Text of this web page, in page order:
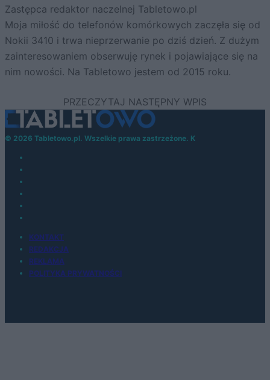
Zastępca redaktor naczelnej Tabletowo.pl
Moja miłość do telefonów komórkowych zaczęła się od
Nokii 3410 i trwa nieprzerwanie po dziś dzień. Z dużym
zainteresowaniem obserwuję rynek i pojawiające się na
nim nowości. Na Tabletowo jestem od 2015 roku.
© 2026 Tabletowo.pl. Wszelkie prawa zastrzeżone. K
KONTAKT
REDAKCJA
REKLAMA
POLITYKA PRYWATNOŚCI